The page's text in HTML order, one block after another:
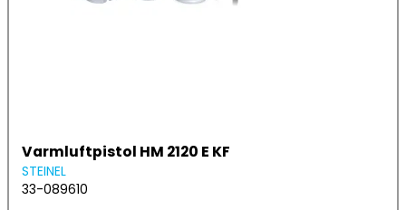
Varmluftpistol HM 2120 E KF
STEINEL
33-089610